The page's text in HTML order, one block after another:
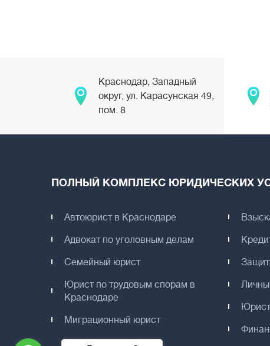
Краснодар, Западный
округ, ул. Карасунская 49,
пом. 8
ПОЛНЫЙ КОМПЛЕКС ЮРИДИЧЕСКИХ
Автоюрист в Краснодаре
Адвокат по уголовным делам
Семейный юрист
Юрист по трудовым спорам в
Краснодаре
Миграционный юрист